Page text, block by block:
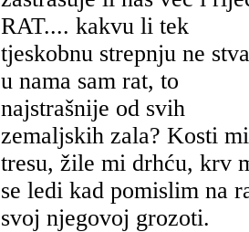
RAT.... kakvu li tek
tjeskobnu strepnju ne
u nama sam rat, to
najstrašnije od svih
zemaljskih zala? Kosti
tresu, žile mi drhću, krv
se ledi kad pomislim na
svoj njegovoj grozoti.